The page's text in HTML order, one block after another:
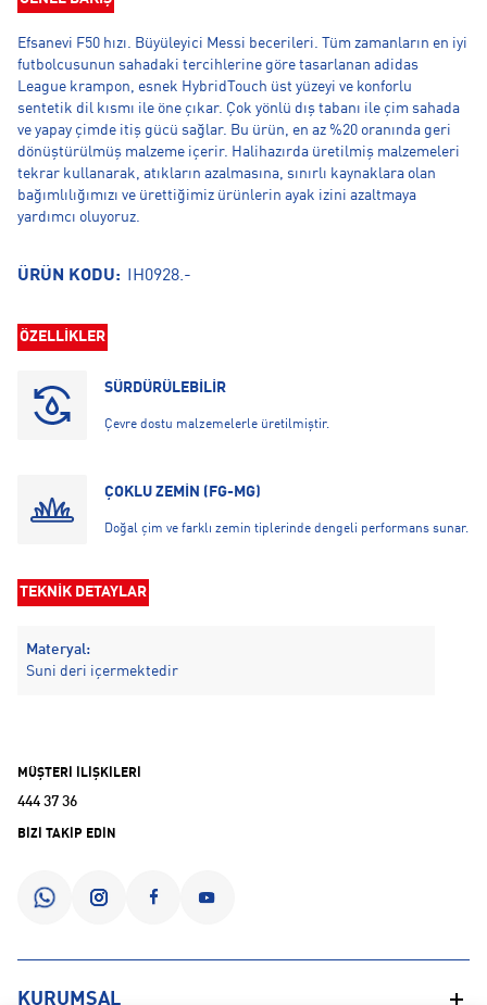
Efsanevi F50 hızı. Büyüleyici Messi becerileri. Tüm zamanların en iyi
futbolcusunun sahadaki tercihlerine göre tasarlanan adidas
League krampon, esnek HybridTouch üst yüzeyi ve konforlu
sentetik dil kısmı ile öne çıkar. Çok yönlü dış tabanı ile çim sahada
ve yapay çimde itiş gücü sağlar. Bu ürün, en az %20 oranında geri
dönüştürülmüş malzeme içerir. Halihazırda üretilmiş malzemeleri
tekrar kullanarak, atıkların azalmasına, sınırlı kaynaklara olan
bağımlılığımızı ve ürettiğimiz ürünlerin ayak izini azaltmaya
yardımcı oluyoruz.
ÜRÜN KODU: IH0928.-
ÖZELLİKLER
SÜRDÜRÜLEBİLİR
Çevre dostu malzemelerle üretilmiştir.
ÇOKLU ZEMİN (FG-MG)
Doğal çim ve farklı zemin tiplerinde dengeli performans sunar.
TEKNİK DETAYLAR
Materyal:
Suni deri içermektedir
MÜŞTERİ İLİŞKİLERİ
444 37 36
BİZİ TAKİP EDİN
KURUMSAL